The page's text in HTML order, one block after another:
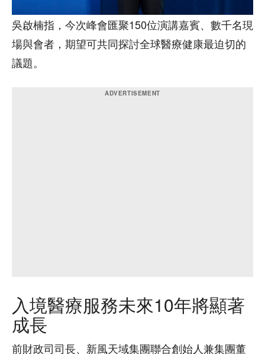
吳啟楠指，今次峰會匯聚150位演講嘉賓、數千名現
場與會者，期望可共同探討全球醫療健康最迫切的
議題。
入境醫療服務未來10年將顯著
成長
前財政司司長、新風天域集團聯合創始人兼集團董